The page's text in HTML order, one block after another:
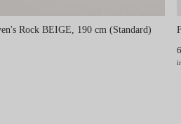
Rock BEIGE, 190 cm (Standard)